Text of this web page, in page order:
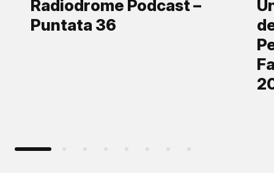
Radiodrome Podcast –
Puntata 36